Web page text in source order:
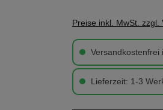
Preise inkl. MwSt. zzgl.
Versandkostenfrei
Lieferzeit: 1-3